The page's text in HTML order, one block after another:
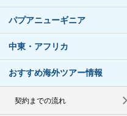
パプアニューギニア
中東・アフリカ
おすすめ海外ツアー情報
契約までの流れ